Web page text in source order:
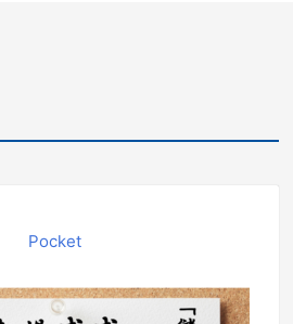
Pocket